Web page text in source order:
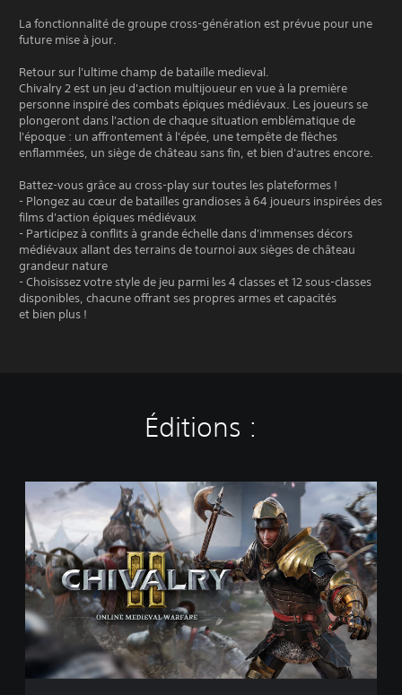
La fonctionnalité de groupe cross-génération est prévue pour une
future mise à jour.
Retour sur l'ultime champ de bataille medieval.
Chivalry 2 est un jeu d'action multijoueur en vue à la première
personne inspiré des combats épiques médiévaux. Les joueurs se
plongeront dans l'action de chaque situation emblématique de
l'époque : un affrontement à l'épée, une tempête de flèches
enflammées, un siège de château sans fin, et bien d'autres encore.
Battez-vous grâce au cross-play sur toutes les plateformes !
- Plongez au cœur de batailles grandioses à 64 joueurs inspirées des
films d'action épiques médiévaux
- Participez à conflits à grande échelle dans d'immenses décors
médiévaux allant des terrains de tournoi aux sièges de château
grandeur nature
- Choisissez votre style de jeu parmi les 4 classes et 12 sous-classes
disponibles, chacune offrant ses propres armes et capacités
et bien plus !
Éditions :
t
a
n
d
a
r
d
E
i
t